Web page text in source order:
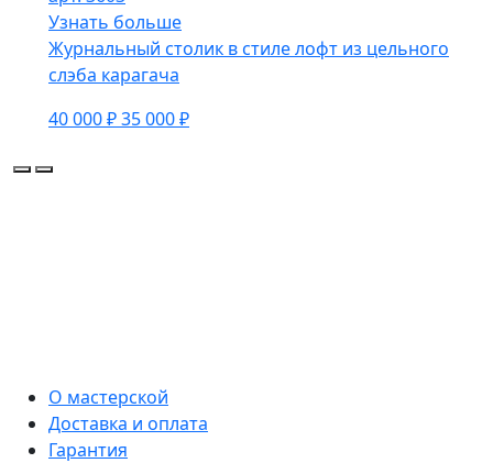
Узнать больше
Журнальный столик в стиле лофт из цельного
слэба карагача
40 000 ₽35 000 ₽
О мастерской
Доставка и оплата
Гарантия